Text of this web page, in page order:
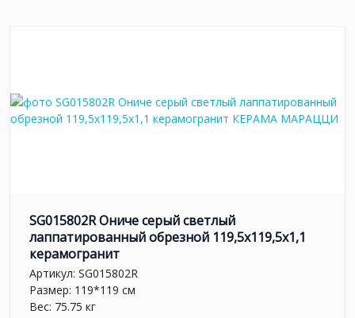
SG015802R Ониче серый светлый
лаппатированный обрезной 119,5x119,5x1,1
керамогранит
Артикул: SG015802R
Размер: 119*119 см
Вес: 75.75 кг